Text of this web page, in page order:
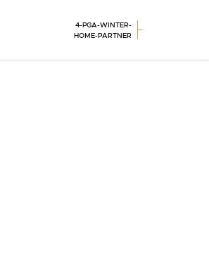
4-PGA-WINTER-
HOME-PARTNER